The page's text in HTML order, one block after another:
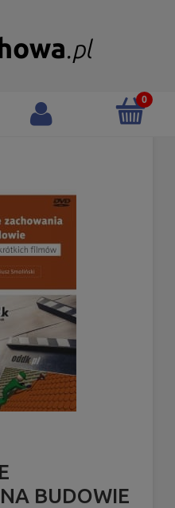
BUDOWIE